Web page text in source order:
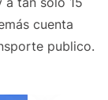
cuenta
publico.